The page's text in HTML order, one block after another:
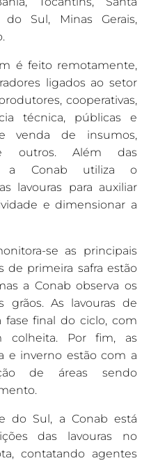
do Sul, Minas Gerais,
é feito remotamente,
ligados ao setor
cooperativas,
técnica, públicas e
venda de insumos,
outros. Além das
a Conab utiliza o
lavouras para auxiliar
e dimensionar a
se as principais
de primeira safra estão
a Conab observa os
grãos. As lavouras de
fase final do ciclo, com
colheita. Por fim, as
e inverno estão com a
de áreas sendo
do Sul, a Conab está
das lavouras no
contatando agentes